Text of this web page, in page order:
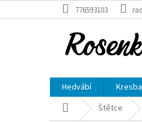
na
776593103
Hedvábí Kresba
Domů Štětce